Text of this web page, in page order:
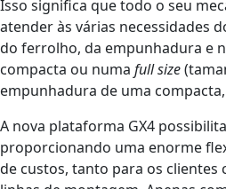
Isso significa que todo o seu
atender às várias necessidades
do ferrolho, da empunhadura e
compacta ou numa full size
empunhadura de uma
A nova plataforma GX4
proporcionando uma enorme
de custos, tanto para os clientes